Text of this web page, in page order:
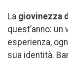
La giovinezza
quest’anno:
esperienza,
sua identità.